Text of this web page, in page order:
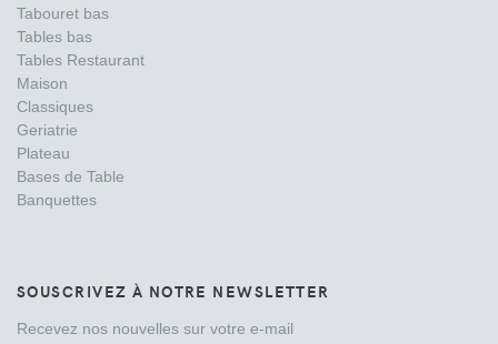
Tabouret bas
Tables bas
Tables Restaurant
Maison
Classiques
Geriatrie
Plateau
Bases de Table
Banquettes
SOUSCRIVEZ À NOTRE NEWSLETTER
Recevez nos nouvelles sur votre e-mail